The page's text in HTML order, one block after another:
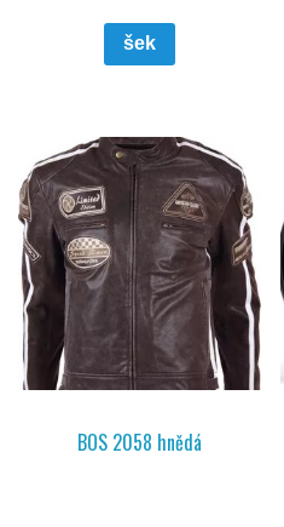
šek
BOS 2058 hnědá